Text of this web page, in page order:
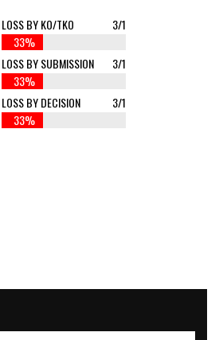
LOSS BY KO/TKO
3/1
33%
LOSS BY SUBMISSION
3/1
33%
LOSS BY DECISION
3/1
33%